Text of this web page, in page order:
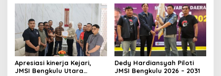
Kepada Kapolres Bengkulu
Utara
Prestasi
Apresiasi kinerja Kejari,
JMSI Bengkulu Utara
Dedy Hardiansyah Piloti
JMSI Bengkulu 2026 – 2031